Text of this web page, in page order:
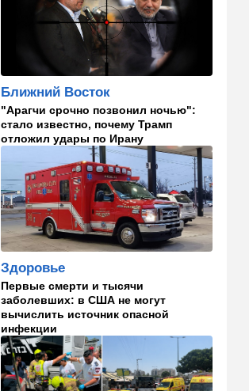
Главное забыл: летевший в
Израиль рейс оказался под
угрозой
20:50 Израиль
Как будто знал: известного
израильского певца и поэта
раздавил собственный
автомобиль
20:37 Публицистика
Цена "эффективности":
почему новые правила ПДД
бьют по правам водителей
19:30 Транспорт
Пожилой водитель и
погибшая Диана: появилась
видеосъемка автобусного
ДТП в Ашкелоне
18:38 Транспорт
Подарок к праздникам:
американские авиалинии
Ближний Восток
"Арагчи срочно позвонил ночью":
стало известно, почему Трамп
отложил удары по Ирану
Здоровье
Первые смерти и тысячи
заболевших: в США не могут
вычислить источник опасной
инфекции